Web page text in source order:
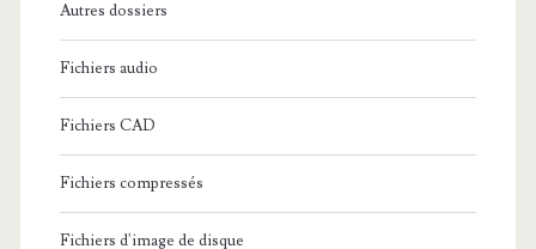
Autres dossiers
Fichiers audio
Fichiers CAD
Fichiers compressés
Fichiers d'image de disque